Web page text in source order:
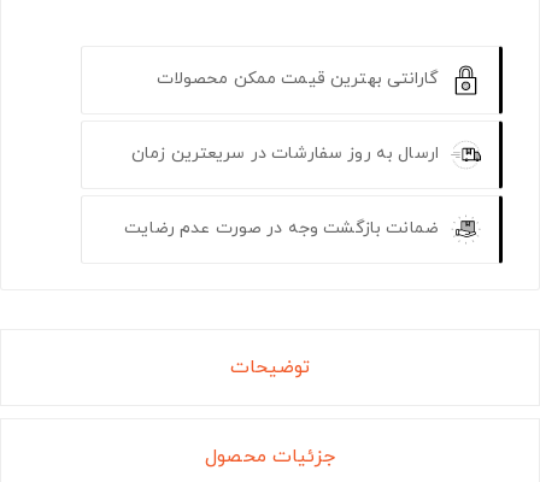
گارانتی بهترین قیمت ممکن محصولات
ارسال به روز سفارشات در سریعترین زمان
ضمانت بازگشت وجه در صورت عدم رضایت
توضیحات
جزئیات محصول